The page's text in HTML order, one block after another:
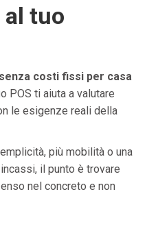
al tuo
costi fissi per casa
POS ti aiuta a valutare
le esigenze reali della
più mobilità o una
il punto è trovare
nel concreto e non